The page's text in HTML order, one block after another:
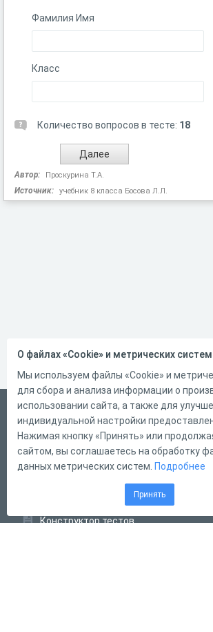
Фамилия Имя
Класс
Количество вопросов в тесте: 18
Автор: Проскурина Т.А.
Источник: учебник 8 класса Босова Л.Л.
Русский
Справка
Форма обратной связи
Конструктор тестов
О файлах «Cookie» и метрических
Мы используем файлы «Cookie» и
для сбора и анализа информации о
использовании сайта, а также для
индивидуальной настройки
Нажимая кнопку «Принять» или
сайтом, вы соглашаетесь на обработку
данных метрических систем. Подробнее
Принять